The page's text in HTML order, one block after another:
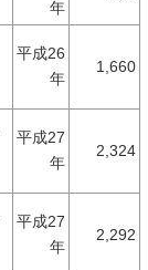
年
平成26
年
1,660
平成27
年
2,324
平成27
年
2,292